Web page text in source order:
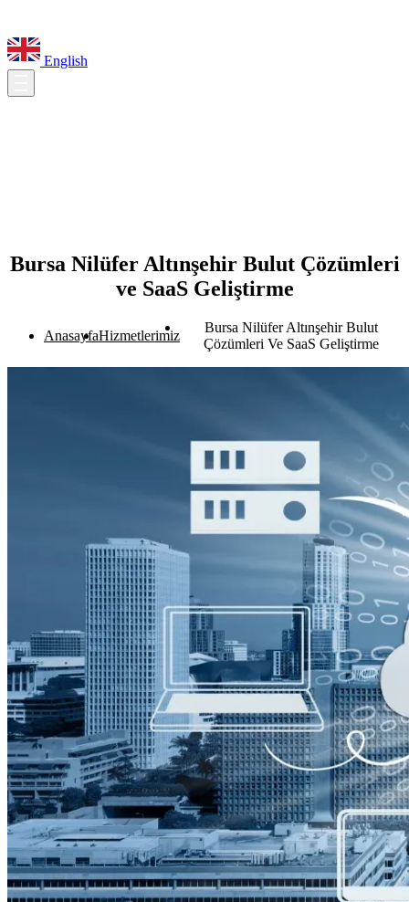
English
Bursa Nilüfer Altınşehir Bulut Çözümleri
ve SaaS Geliştirme
AnasayfaHizmetlerimiz
Bursa Nilüfer Altınşehir Bulut
Çözümleri Ve SaaS Geliştirme